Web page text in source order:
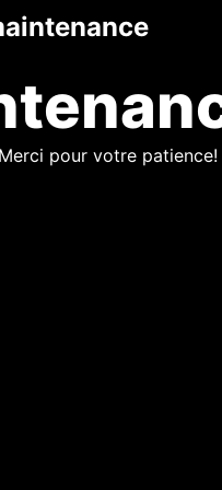
pour votre patience!